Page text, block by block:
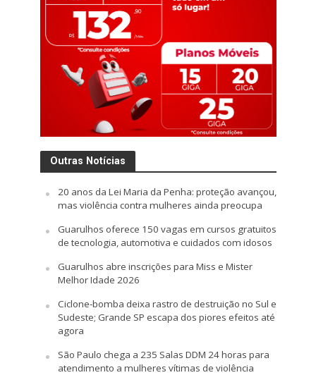
Outras Notícias
20 anos da Lei Maria da Penha: proteção avançou,
mas violência contra mulheres ainda preocupa
Guarulhos oferece 150 vagas em cursos gratuitos
de tecnologia, automotiva e cuidados com idosos
Guarulhos abre inscrições para Miss e Mister
Melhor Idade 2026
Ciclone-bomba deixa rastro de destruição no Sul e
Sudeste; Grande SP escapa dos piores efeitos até
agora
São Paulo chega a 235 Salas DDM 24 horas para
atendimento a mulheres vítimas de violência